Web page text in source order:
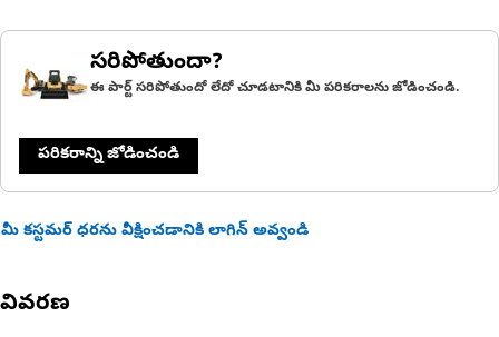
సరిపోతుందా?
ఈ పార్ట్ సరిపోతుందో లేదో చూడటానికి మీ పరికరాలను జోడించండి.
పరికరాన్ని జోడించండి
మీ కస్టమర్ ధరను వీక్షించడానికి లాగిన్ అవ్వండి
వివరణ